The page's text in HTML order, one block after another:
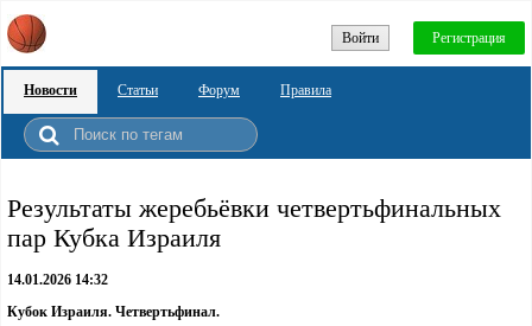
Войти Регистрация
Новости Статьи Форум Правила
Результаты жеребьёвки четвертьфинальных
пар Кубка Израиля
14.01.2026 14:32
Кубок Израиля. Четвертьфинал.